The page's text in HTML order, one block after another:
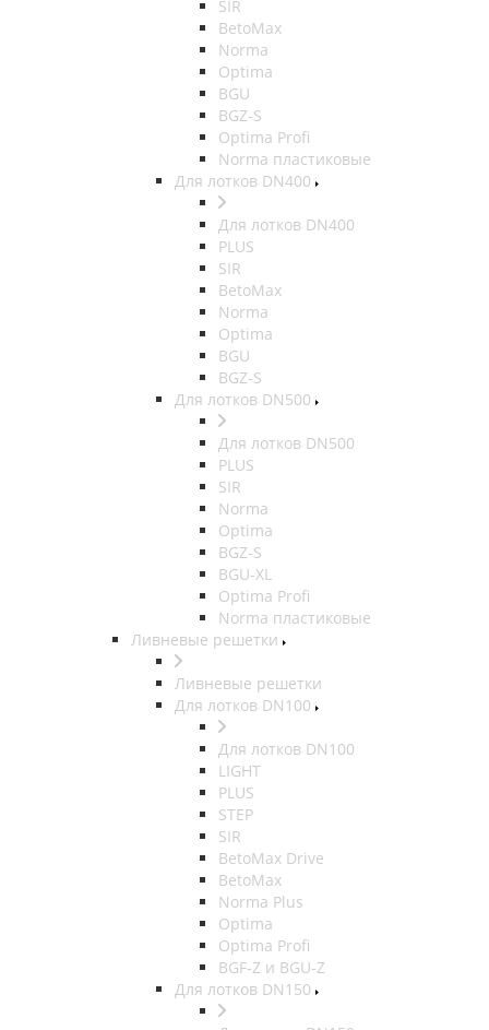
SIR
BetoMax
Norma
Optima
BGU
BGZ-S
Optima Profi
Norma пластиковые
Для лотков DN400
Для лотков DN400
PLUS
SIR
BetoMax
Norma
Optima
BGU
BGZ-S
Для лотков DN500
Для лотков DN500
PLUS
SIR
Norma
Optima
BGZ-S
BGU-XL
Optima Profi
Norma пластиковые
Ливневые решетки
Ливневые решетки
Для лотков DN100
Для лотков DN100
LIGHT
PLUS
STEP
SIR
BetoMax Drive
BetoMax
Norma Plus
Optima
Optima Profi
BGF-Z и BGU-Z
Для лотков DN150